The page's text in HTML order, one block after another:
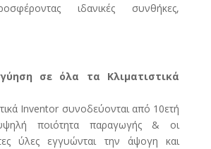
ιδανικές συνθήκες,
σε όλα τα Κλιματιστικά
Inventor συνοδεύονται από 10ετή
ποιότητα παραγωγής & οι
ύλες εγγυώνται την άψογη και